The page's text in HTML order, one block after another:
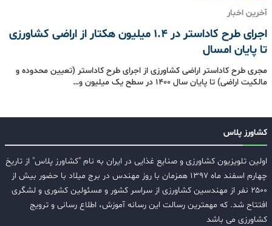
آخرین اخبار
اجرای طرح کاداستر در ۱.۴ میلیون هکتار از اراضی کشاورزی
تا پایان امسال
مجری طرح کاداستر اراضی کشاورزی از اجرای طرح کاداستر (تعیین محدوده و
مالکیت اراضی) تا پایان سال ۱۴۰۰ در سطح یک میلیون و…
کشاورز پلاس
اولین تلویزیون کشاورزی و صنایع غذایی در ایران به نام "کشاورز پلاس" از تاریخ
چهارم اسفند ماه ۱۳۹۷ همزمان با روز مهندس در برج میلاد با حضور بیش از
۲۵۰۰ نفر از مهندسین کشاورزی از سراسر کشور و مسئولین کشوری و لشگری
افتتاح شد. که مهمترین رسالت این رسانه آموزش، اطلاع رسانی و ترویج
کشاورزی می باشد